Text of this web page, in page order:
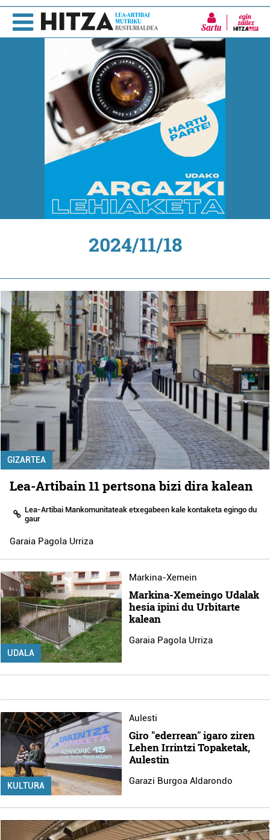
Sartu
2024/11/18
GIZARTEA
Lea-Artibain 11 pertsona bizi dira kalean
Lea-Artibai Mankomunitateak etxegabeen kale kontaketa egingo du
gaur
Garaia Pagola Urriza
UDALA
Markina-Xemein
Markina-Xemeingo Udalak
hesia ipini du Urbitarte
kalean
Garaia Pagola Urriza
KULTURA
Aulesti
Giro "ederrean" igaro ziren
Lehen Irrintzi Topaketak,
Aulestin
Garazi Burgoa Aldarondo